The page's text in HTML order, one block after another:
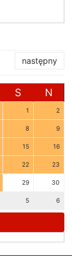
następny
S N
1 2
8 9
15 16
22 23
29 30
5 6